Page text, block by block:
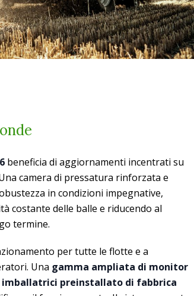
beneficia di aggiornamenti incentrati su
camera di pressatura rinforzata e
in condizioni impegnative,
costante delle balle e riducendo al
termine.
per tutte le flotte e a
Una gamma ampliata di monitor
preinstallato di fabbrica